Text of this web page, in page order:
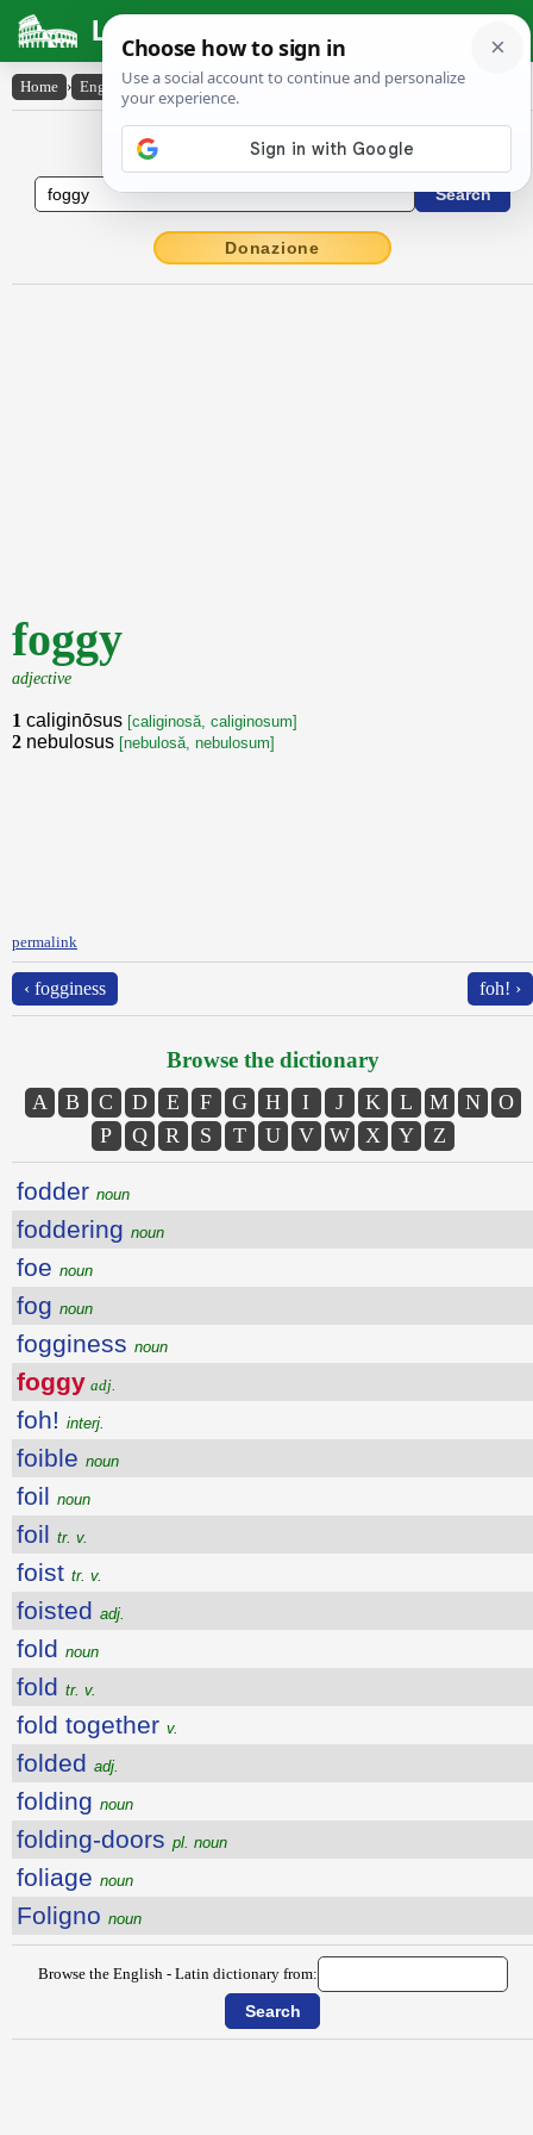
Latin Dictionary
Home › English-Latin › foggy
English to Latin Dictionary
Donazione
foggy
adjective
1 caliginōsus [caliginosă, caliginosum]
2 nebulosus [nebulosă, nebulosum]
permalink
‹ fogginess foh! ›
Browse the dictionary
A B C D E F G H I J K L M N
O
P
Q R S T U V W X Y Z
fodder noun
foddering noun
foe noun
fog noun
fogginess noun
foggy adj.
foh! interj.
foible noun
foil noun
foil tr. v.
foist tr. v.
foisted adj.
fold noun
fold tr. v.
fold together v.
folded adj.
folding noun
folding-doors pl. noun
foliage noun
Foligno noun
Browse the English - Latin dictionary from: